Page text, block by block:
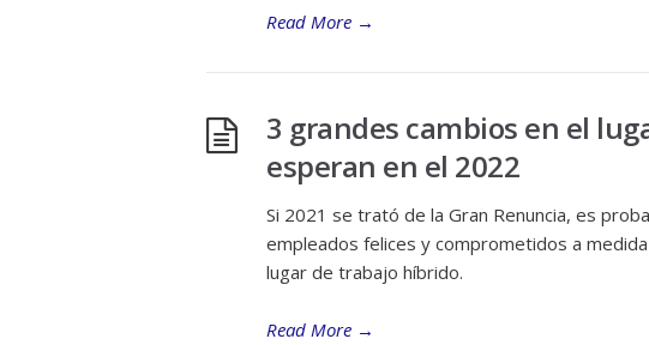
Read More →
3 grandes cambios en el
esperan en el 2022
Si 2021 se trató de la Gran Renuncia, es
empleados felices y comprometidos a
lugar de trabajo híbrido.
Read More →